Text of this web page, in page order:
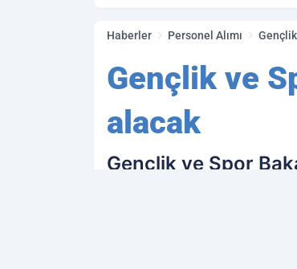
Haberler Personel Alımı
Gençlik ve
alacak
Gençlik ve Spor